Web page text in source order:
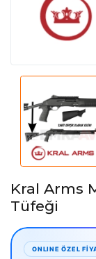
Kral Arms
Tüfeği